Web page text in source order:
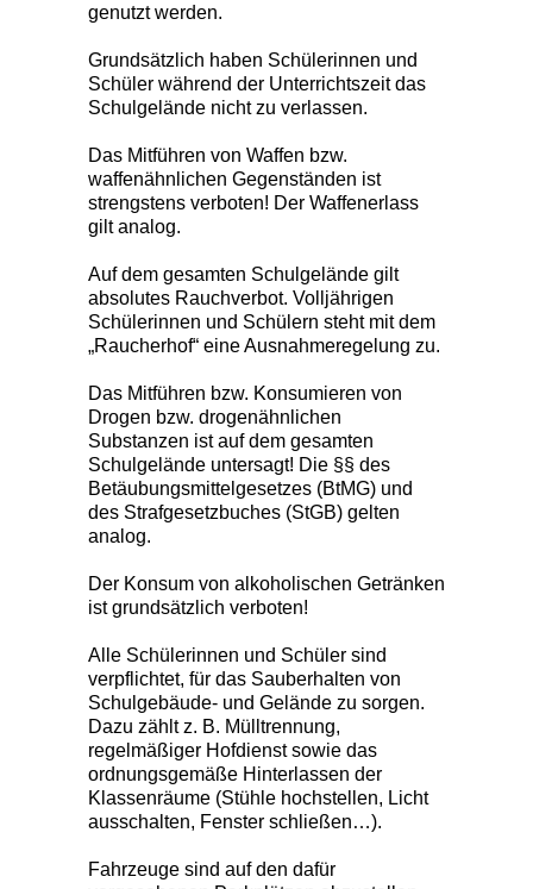
genutzt werden.
Grundsätzlich haben Schülerinnen und
Schüler während der Unterrichtszeit das
Schulgelände nicht zu verlassen.
Das Mitführen von Waffen bzw.
waffenähnlichen Gegenständen ist
strengstens verboten! Der Waffenerlass
gilt analog.
Auf dem gesamten Schulgelände gilt
absolutes Rauchverbot. Volljährigen
Schülerinnen und Schülern steht mit dem
„Raucherhof“ eine Ausnahmeregelung zu.
Das Mitführen bzw. Konsumieren von
Drogen bzw. drogenähnlichen
Substanzen ist auf dem gesamten
Schulgelände untersagt! Die §§ des
Betäubungsmittelgesetzes (BtMG) und
des Strafgesetzbuches (StGB) gelten
analog.
Der Konsum von alkoholischen Getränken
ist grundsätzlich verboten!
Alle Schülerinnen und Schüler sind
verpflichtet, für das Sauberhalten von
Schulgebäude- und Gelände zu sorgen.
Dazu zählt z. B. Mülltrennung,
regelmäßiger Hofdienst sowie das
ordnungsgemäße Hinterlassen der
Klassenräume (Stühle hochstellen, Licht
ausschalten, Fenster schließen…).
Fahrzeuge sind auf den dafür